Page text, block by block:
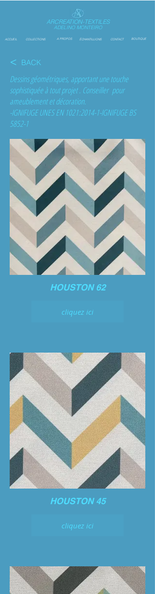
ARCREATION-TEXTILES
ADELINO MONTEIRO
ACCUEIL COLLECTIONS A PROPOS ÉCHANTILLIONS CONTACT BOUTIQUE
< BACK
Dessins géométriques, apportant une touche
sophistiquée à tout projet . Conseiller pour
ameublement et décoration.
-IGNIFUGE UNES EN 1021:2014-1-IGNIFUGE BS
5852-1
HOUSTON 62
cliquez ici
HOUSTON 45
cliquez ici